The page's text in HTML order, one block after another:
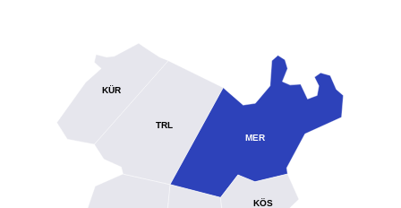
MER
TRL
KÖS
KÜR